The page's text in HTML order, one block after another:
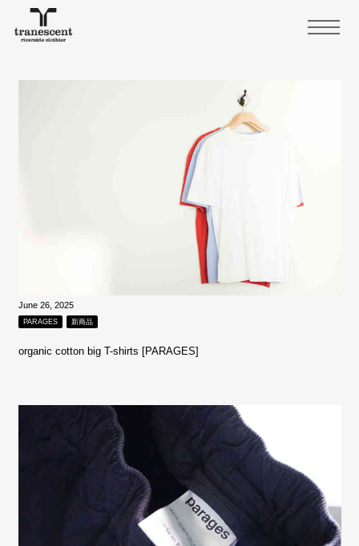
June 26, 2025
PARAGES 新商品
organic cotton big T-shirts [PARAGES]